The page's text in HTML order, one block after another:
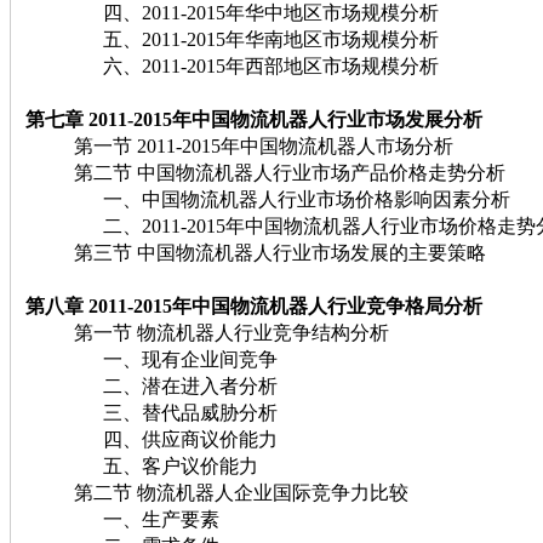
四、2011-2015年华中地区市场规模分析
五、2011-2015年华南地区市场规模分析
六、2011-2015年西部地区市场规模分析
第七章 2011-2015年中国物流机器人行业市场发展分析
第一节 2011-2015年中国物流机器人市场分析
第二节 中国物流机器人行业市场产品价格走势分析
一、中国物流机器人行业市场价格影响因素分析
二、2011-2015年中国物流机器人行业市场价格走势
第三节 中国物流机器人行业市场发展的主要策略
第八章 2011-2015年中国物流机器人行业竞争格局分析
第一节 物流机器人行业竞争结构分析
一、现有企业间竞争
二、潜在进入者分析
三、替代品威胁分析
四、供应商议价能力
五、客户议价能力
第二节 物流机器人企业国际竞争力比较
一、生产要素